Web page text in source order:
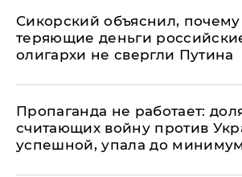
Сикорский объяснил, почему
теряющие деньги
олигархи не свергли Путина
​Пропаганда не работает:
считающих войну против
успешной, упала до